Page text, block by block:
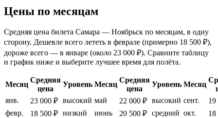
Цены по месяцам
Средняя цена билета Самара — Ноябрьск по месяцам, в одну
сторону. Дешевле всего лететь в феврале (примерно 18 500 ₽),
дороже всего — в январе (около 23 000 ₽). Сравните таблицу
и график ниже и выберите лучшее время для полёта.
Месяц
Средняя
цена
Уровень Месяц
Средняя
цена
Уровень Месяц
янв.
23 000 ₽ высокий май 22 000 ₽ высокий сент.
19
февр.
18 500 ₽ низкий июнь 20 500 ₽ средний окт.
18